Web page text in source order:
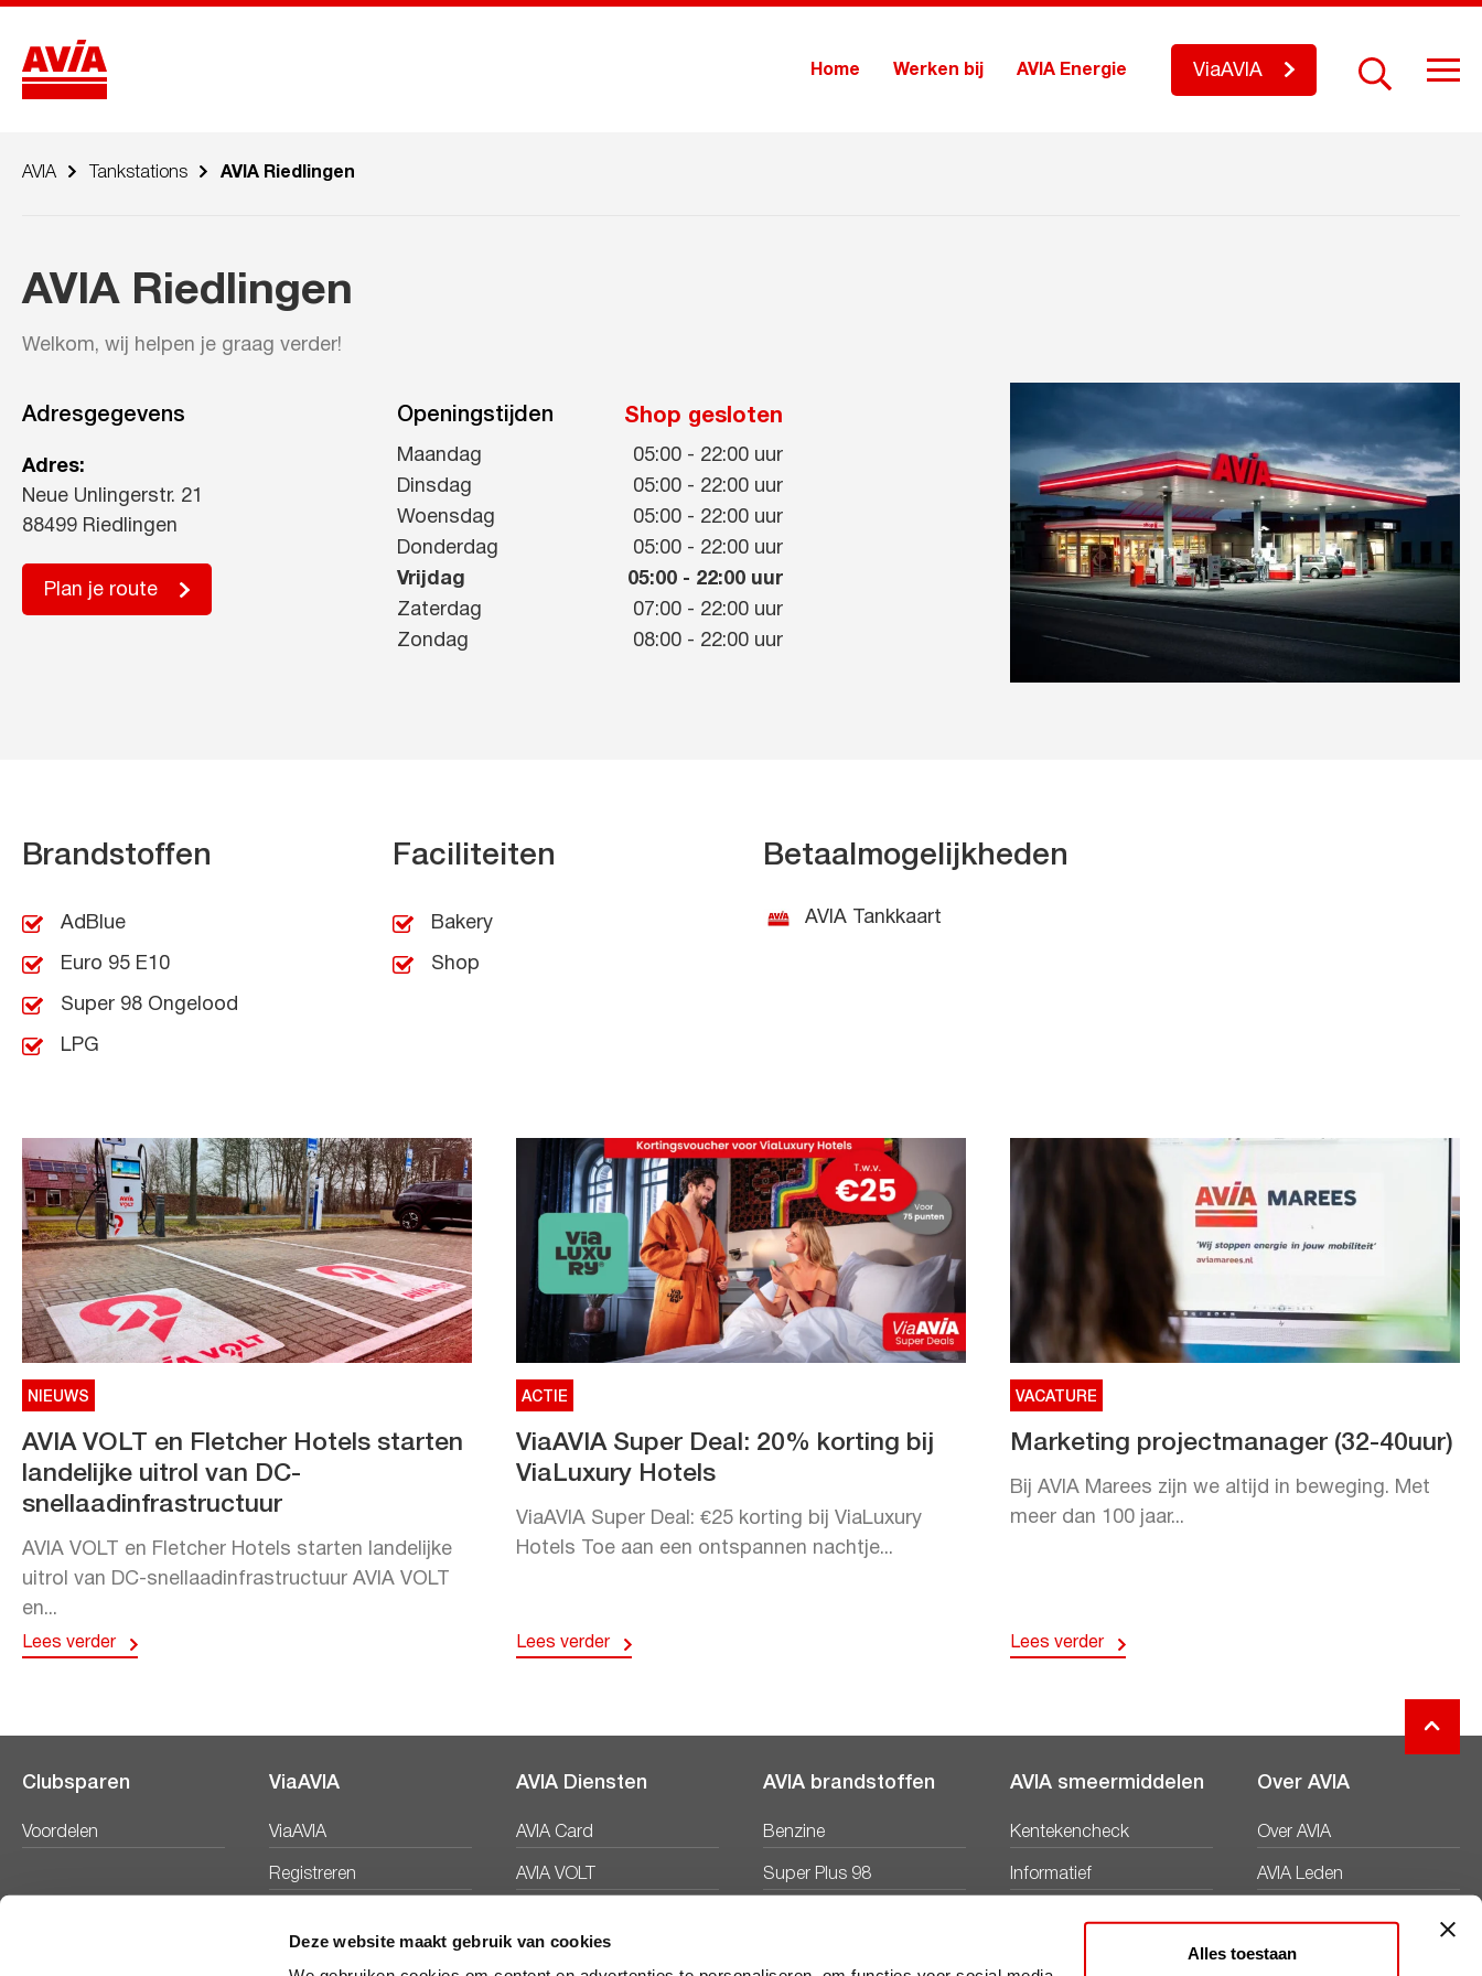
Deze website maakt gebruik van cookies
Alles toestaan
Home Werken bij AVIA Energie ViaAVIA
AVIA Tankstations AVIA Riedlingen
AVIA Riedlingen
Welkom, wij helpen je graag verder!
Adresgegevens
Adres:
Neue Unlingerstr. 21
88499 Riedlingen
Plan je route
Openingstijden Shop gesloten
Maandag 05:00 - 22:00 uur
Dinsdag
05:00 - 22:00 uur
Woensdag
05:00 - 22:00 uur
Donderdag
05:00 - 22:00 uur
Vrijdag
05:00 - 22:00 uur
Zaterdag
07:00 - 22:00 uur
Zondag
08:00 - 22:00 uur
Brandstoffen
AdBlue
Euro 95 E10
Super 98 Ongelood
LPG
Faciliteiten
Bakery
Shop
Betaalmogelijkheden
AVIA Tankkaart
NIEUWS
AVIA VOLT en Fletcher Hotels starten
landelijke uitrol van DC-
snellaadinfrastructuur
AVIA VOLT en Fletcher Hotels starten landelijke
uitrol van DC-snellaadinfrastructuur AVIA VOLT
en...
Lees verder
ACTIE
ViaAVIA Super Deal: 20% korting bij
ViaLuxury Hotels
ViaAVIA Super Deal: €25 korting bij ViaLuxury
Hotels Toe aan een ontspannen nachtje...
Lees verder
VACATURE
Marketing projectmanager (32-40uur)
Bij AVIA Marees zijn we altijd in beweging. Met
meer dan 100 jaar...
Lees verder
Clubsparen
Voordelen
ViaAVIA
ViaAVIA
Registreren
AVIA Diensten
AVIA Card
AVIA VOLT
AVIA brandstoffen
Benzine
Super Plus 98
AVIA smeermiddelen
Kentekencheck
Informatief
Over AVIA
Over AVIA
AVIA Leden
Duurzaamheid